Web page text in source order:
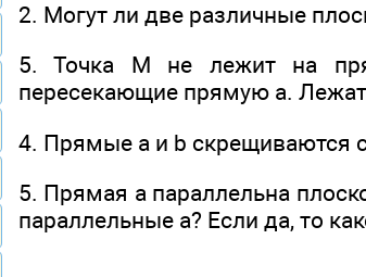
2. Могут ли две различные
5. Точка М не лежит на
пересекающие прямую а.
4. Прямые а и b скрещиваются
5. Прямая а параллельна
параллельные а? Если да, то